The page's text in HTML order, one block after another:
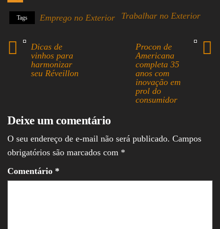
o
k
d
s
t
s
A
p
n
k
e
d
m
a
i
l
S
h
a
r
Tags Emprego no Exterior Trabalhar no Exterior
Dicas de
vinhos para
harmonizar
seu Réveillon
Procon de
Americana
completa 35
anos com
inovação em
prol do
consumidor
Deixe um comentário
O seu endereço de e-mail não será publicado. Campos
obrigatórios são marcados com *
Comentário *